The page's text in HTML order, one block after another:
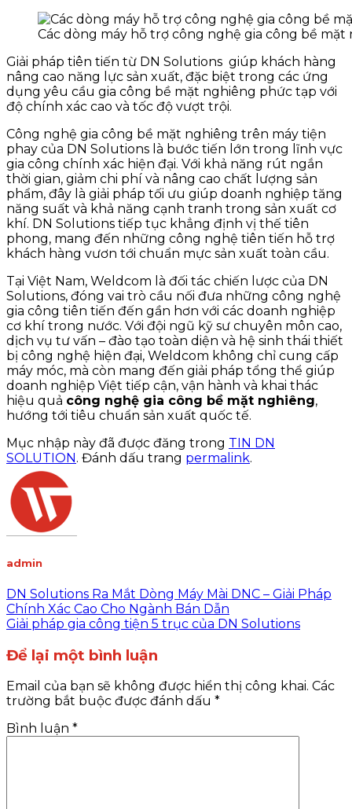
Các dòng máy hỗ trợ công nghệ gia công bề mặt
Giải pháp tiên tiến từ DN Solutions giúp khách hàng
nâng cao năng lực sản xuất, đặc biệt trong các ứng
dụng yêu cầu gia công bề mặt nghiêng phức tạp với
độ chính xác cao và tốc độ vượt trội.
Công nghệ gia công bề mặt nghiêng trên máy tiện
phay của DN Solutions là bước tiến lớn trong lĩnh vực
gia công chính xác hiện đại. Với khả năng rút ngắn
thời gian, giảm chi phí và nâng cao chất lượng sản
phẩm, đây là giải pháp tối ưu giúp doanh nghiệp tăng
năng suất và khả năng cạnh tranh trong sản xuất cơ
khí. DN Solutions tiếp tục khẳng định vị thế tiên
phong, mang đến những công nghệ tiên tiến hỗ trợ
khách hàng vươn tới chuẩn mực sản xuất toàn cầu.
Tại Việt Nam, Weldcom là đối tác chiến lược của DN
Solutions, đóng vai trò cầu nối đưa những công nghệ
gia công tiên tiến đến gần hơn với các doanh nghiệp
cơ khí trong nước. Với đội ngũ kỹ sư chuyên môn cao,
dịch vụ tư vấn – đào tạo toàn diện và hệ sinh thái thiết
bị công nghệ hiện đại, Weldcom không chỉ cung cấp
máy móc, mà còn mang đến giải pháp tổng thể giúp
doanh nghiệp Việt tiếp cận, vận hành và khai thác
hiệu quả công nghệ gia công bề mặt nghiêng,
hướng tới tiêu chuẩn sản xuất quốc tế.
Mục nhập này đã được đăng trong TIN DN
SOLUTION. Đánh dấu trang permalink.
admin
DN Solutions Ra Mắt Dòng Máy Mài DNC – Giải Pháp
Chính Xác Cao Cho Ngành Bán Dẫn
Giải pháp gia công tiện 5 trục của DN Solutions
Để lại một bình luận
Email của bạn sẽ không được hiển thị công khai. Các
trường bắt buộc được đánh dấu *
Bình luận *